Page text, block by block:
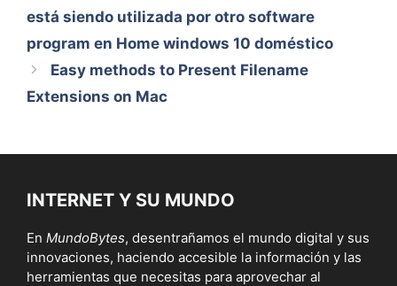
está siendo utilizada por otro software
program en Home windows 10 doméstico
Easy methods to Present Filename
Extensions on Mac
INTERNET Y SU MUNDO
En MundoBytes, desentrañamos el mundo digital y sus
innovaciones, haciendo accesible la información y las
herramientas que necesitas para aprovechar al